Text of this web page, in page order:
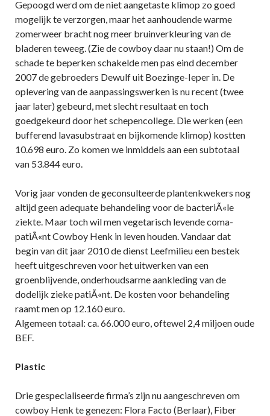
Gepoogd werd om de niet aangetaste klimop zo goed
mogelijk te verzorgen, maar het aanhoudende warme
zomerweer bracht nog meer bruinverkleuring van de
bladeren teweeg. (Zie de cowboy daar nu staan!) Om de
schade te beperken schakelde men pas eind december
2007 de gebroeders Dewulf uit Boezinge-Ieper in. De
oplevering van de aanpassingswerken is nu recent (twee
jaar later) gebeurd, met slecht resultaat en toch
goedgekeurd door het schepencollege. Die werken (een
bufferend lavasubstraat en bijkomende klimop) kostten
10.698 euro. Zo komen we inmiddels aan een subtotaal
van 53.844 euro.
Vorig jaar vonden de geconsulteerde plantenkwekers nog
altijd geen adequate behandeling voor de bacteriÃ«le
ziekte. Maar toch wil men vegetarisch levende coma-
patiÃ«nt Cowboy Henk in leven houden. Vandaar dat
begin van dit jaar 2010 de dienst Leefmilieu een bestek
heeft uitgeschreven voor het uitwerken van een
groenblijvende, onderhoudsarme aankleding van de
dodelijk zieke patiÃ«nt. De kosten voor behandeling
raamt men op 12.160 euro.
Algemeen totaal: ca. 66.000 euro, oftewel 2,4 miljoen oude
BEF.
Plastic
Drie gespecialiseerde firma’s zijn nu aangeschreven om
cowboy Henk te genezen: Flora Facto (Berlaar), Fiber